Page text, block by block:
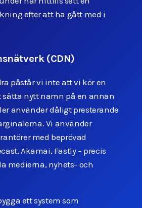
efter att ha gått med i
(CDN)
påstår vi inte att vi kör en
sätta nytt namn på en annan
använder dåligt presterande
Vi använder
med beprövad
Akamai, Fastly – precis
medierna, nyhets- och
ett system som